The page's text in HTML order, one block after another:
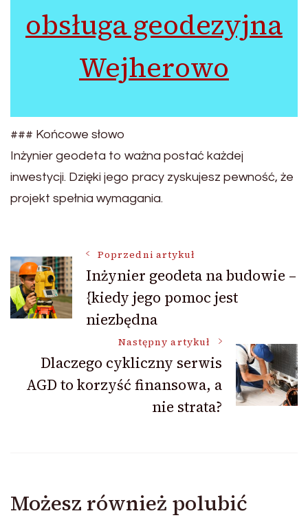
obsługa geodezyjna
Wejherowo
### Końcowe słowo
Inżynier geodeta to ważna postać każdej
inwestycji. Dzięki jego pracy zyskujesz pewność, że
projekt spełnia wymagania.
Nawigacja
wpisu
Poprzedni artykuł
Inżynier geodeta na budowie –
{kiedy jego pomoc jest
niezbędna
Następny artykuł
Dlaczego cykliczny serwis
AGD to korzyść finansowa, a
nie strata?
Możesz również polubić